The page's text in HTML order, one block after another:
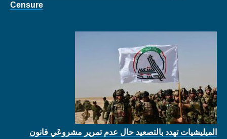
Censure
الميليشيات تهدد بالتصعيد حال عدم تمرير مشروعَي قانون